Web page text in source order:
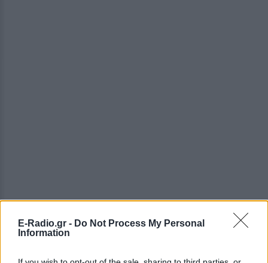
E-Radio.gr - Do Not Process My Personal
Information